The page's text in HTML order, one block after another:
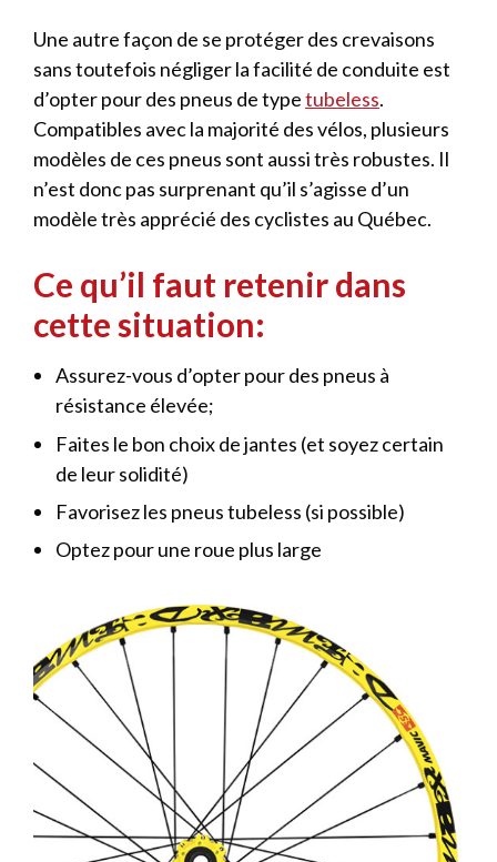
Une autre façon de se protéger des crevaisons
sans toutefois négliger la facilité de conduite est
d’opter pour des pneus de typetubeless.
Compatibles avec la majorité des vélos, plusieurs
modèles de ces pneus sont aussi très robustes. Il
n’est donc pas surprenant qu’il s’agisse d’un
modèle très apprécié des cyclistes au Québec.
Ce qu’il faut retenir dans
cette situation:
Assurez-vous d’opter pour des pneus à
résistance élevée;
Faites le bon choix de jantes (et soyez certain
de leur solidité)
Favorisez les pneus tubeless (si possible)
Optez pour une roue plus large